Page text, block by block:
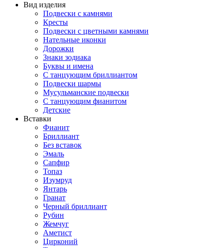
Вид изделия
Подвески с камнями
Кресты
Подвески с цветными камнями
Нательные иконки
Дорожки
Знаки зодиака
Буквы и имена
С танцующим бриллиантом
Подвески шармы
Мусульманские подвески
С танцующим фианитом
Детские
Вставки
Фианит
Бриллиант
Без вставок
Эмаль
Сапфир
Топаз
Изумруд
Янтарь
Гранат
Черный бриллиант
Рубин
Жемчуг
Аметист
Цирконий